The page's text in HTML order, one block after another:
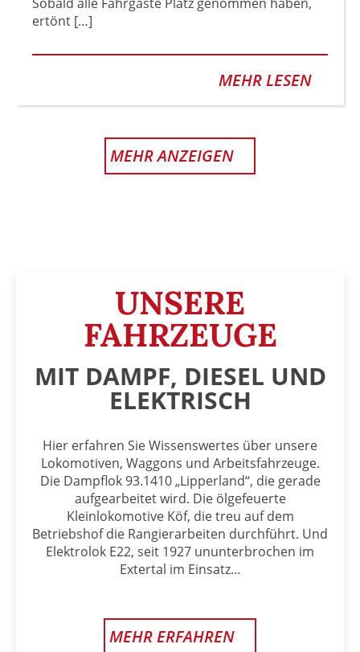
ertönt […]
MEHR LESEN
MEHR ANZEIGEN
UNSERE
FAHRZEUGE
MIT DAMPF, DIESEL UND
ELEKTRISCH
Hier erfahren Sie Wissenswertes über unsere
Lokomotiven, Waggons und Arbeitsfahrzeuge.
Die Dampflok 93.1410 „Lipperland“, die gerade
aufgearbeitet wird. Die ölgefeuerte
Kleinlokomotive Köf, die treu auf dem
Betriebshof die Rangierarbeiten durchführt. Und
Elektrolok E22, seit 1927 ununterbrochen im
Extertal im Einsatz…
MEHR ERFAHREN